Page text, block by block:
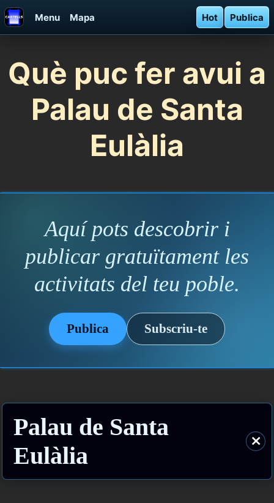
Menu Mapa Hot Publica
Què puc fer avui a
Palau de Santa
Eulàlia
Aquí pots descobrir i
publicar gratuïtament les
activitats del teu poble.
Publica Subscriu-te
Palau de Santa
Eulàlia
⨯